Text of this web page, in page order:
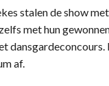
stalen de show
met hun
af.